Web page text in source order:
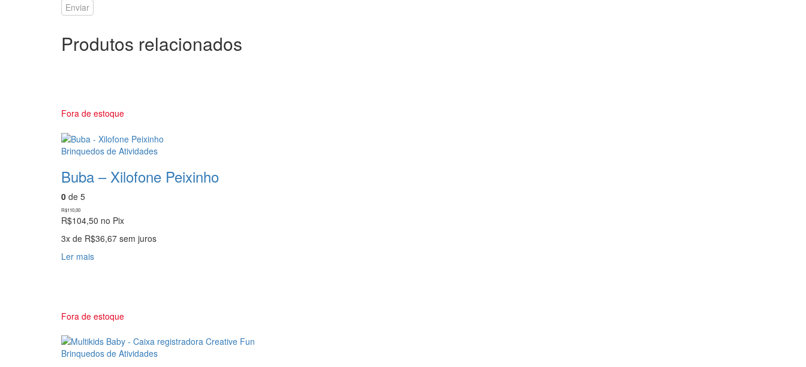
Produtos relacionados
Fora de estoque
Brinquedos de Atividades
Buba – Xilofone Peixinho
0 de 5
R$110,00
R$104,50 no Pix
3x de R$36,67 sem juros
Ler mais
Fora de estoque
Brinquedos de Atividades